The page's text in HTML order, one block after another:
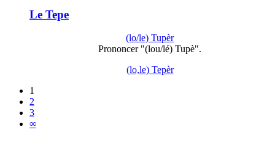
Le Tepe
(lo/le) Tupèr
Prononcer "(lou/lé) Tupè".
(lo,le) Tepèr
1
2
3
∞